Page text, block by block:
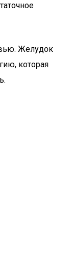
Желудок
которая